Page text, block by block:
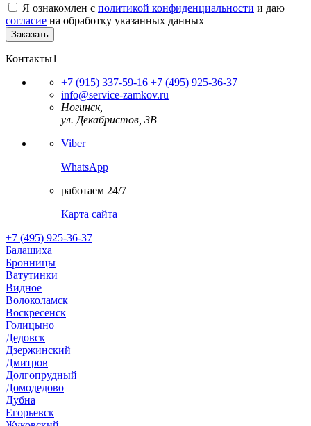
Я ознакомлен с политикой конфиденциальности и даю
согласие на обработку указанных данных
Контакты1
+7 (915) 337-59-16 +7 (495) 925-36-37
info@service-zamkov.ru
Ногинск,
ул. Декабристов, 3В
Viber
WhatsApp
работаем 24/7
Карта сайта
+7 (495) 925-36-37
Балашиха
Бронницы
Ватутинки
Видное
Волоколамск
Воскресенск
Голицыно
Дедовск
Дзержинский
Дмитров
Долгопрудный
Домодедово
Дубна
Егорьевск